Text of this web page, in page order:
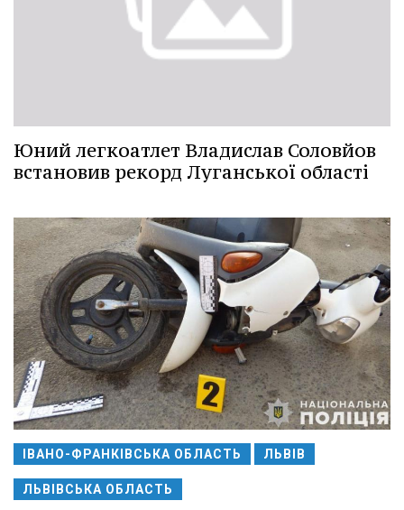
Юний легкоатлет Владислав Соловйов
встановив рекорд Луганської області
ІВАНО-ФРАНКІВСЬКА ОБЛАСТЬ ЛЬВІВ
ЛЬВІВСЬКА ОБЛАСТЬ